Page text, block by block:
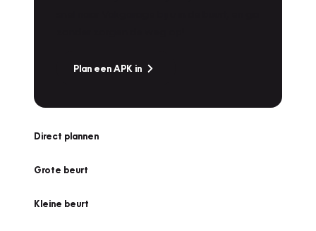
Plan een APK in
Direct plannen
Grote beurt
Kleine beurt